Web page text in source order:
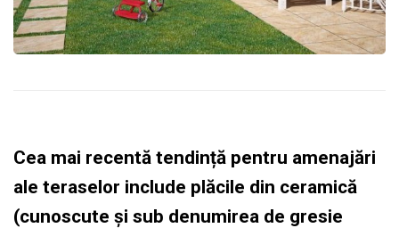
Cea mai recentă tendință pentru amenajări
ale teraselor include plăcile din ceramică
(cunoscute și sub denumirea de gresie